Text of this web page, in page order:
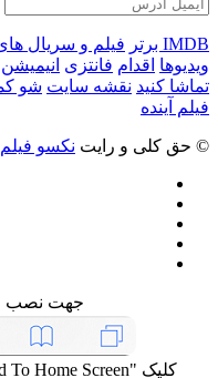
IMDB برتر فیلم و سریال
ویدیوها اقدام فانتزی انیمیشن
تماشا کنید نقشه سایت شو
فیلم آینده
© حق کلی و رایت نکسو فیلم
جهت نصب